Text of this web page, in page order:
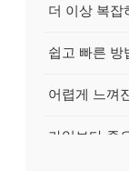
쉽고 빠른 방